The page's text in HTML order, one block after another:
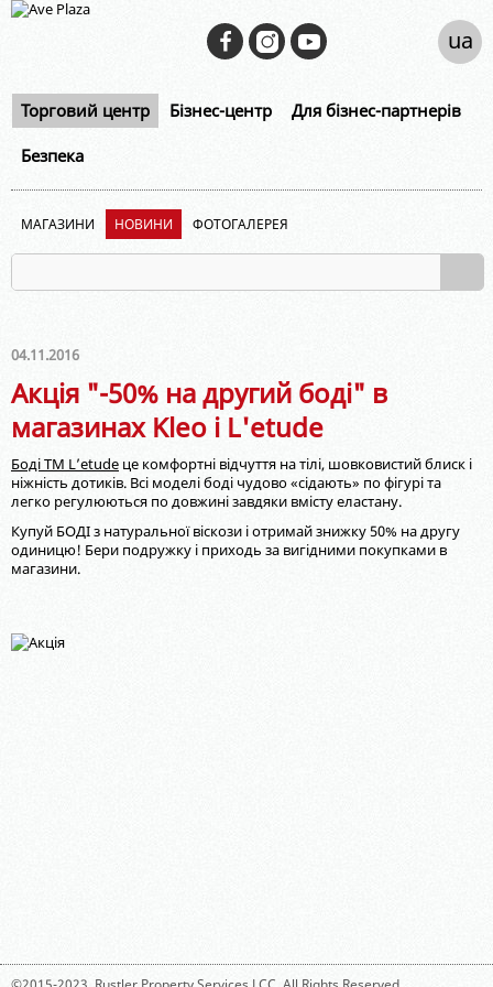
Торговий центр Бізнес-центр Для бізнес-партнерів
Безпека
ua
МАГАЗИНИ НОВИНИ ФОТОГАЛЕРЕЯ
04.11.2016
Акція "-50% на другий боді" в
магазинах Kleo і L'etude
Боді ТМ L’etude це комфортні відчуття на тілі, шовковистий блиск і
ніжність дотиків. Всі моделі боді чудово «сідають» по фігурі та
легко регулюються по довжині завдяки вмісту еластану.
Купуй БОДІ з натуральної віскози і отримай знижку 50% на другу
одиницю! Бери подружку і приходь за вигідними покупками в
магазини.